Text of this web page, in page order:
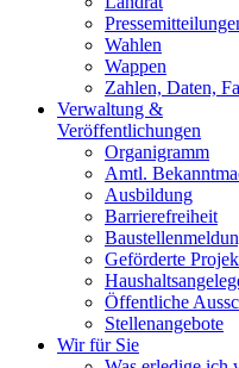
Wahlen
Wappen
Zahlen, Daten,
Verwaltung &
Veröffentlichungen
Organigramm
Amtl.
Ausbildung
Barrierefreiheit
Geförderte
Öffentliche
Stellenangebote
Wir für Sie